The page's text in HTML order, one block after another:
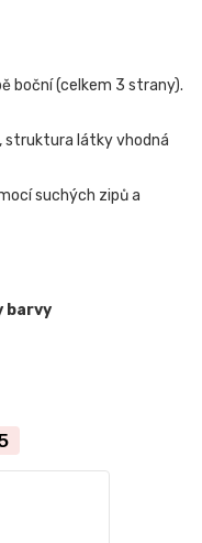
boční (celkem 3 strany).
struktura látky vhodná
suchých zipů a